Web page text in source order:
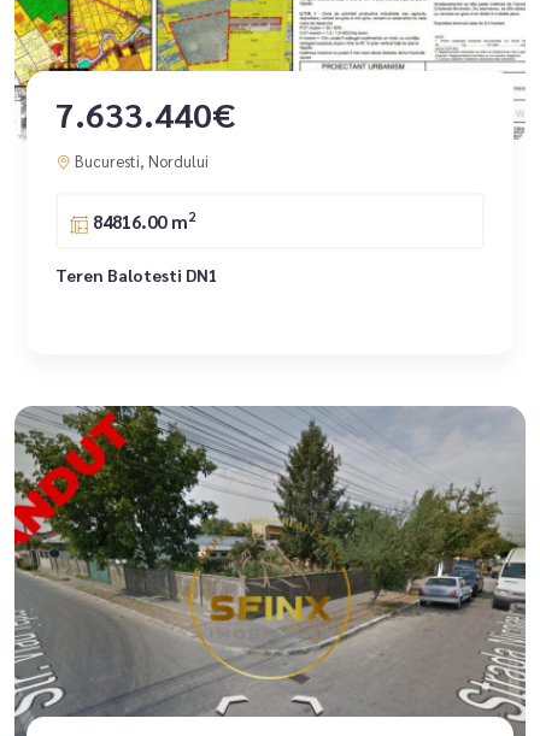
7.633.440€
Bucuresti, Nordului
84816.00 m2
Teren Balotesti DN1